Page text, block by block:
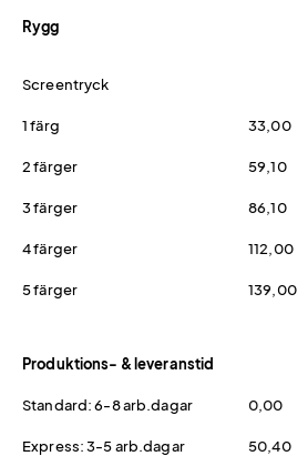
Rygg
Screentryck
1 färg 33,00
2 färger 59,10
3 färger 86,10
4 färger 112,00
5 färger 139,00
Produktions- & leveranstid
Standard: 6-8 arb.dagar 0,00
Express: 3-5 arb.dagar 50,40